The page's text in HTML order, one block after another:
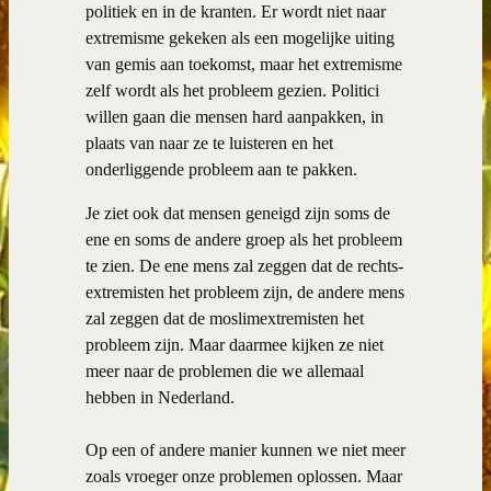
politiek en in de kranten. Er wordt niet naar
extremisme gekeken als een mogelijke uiting
van gemis aan toekomst, maar het extremisme
zelf wordt als het probleem gezien. Politici
willen gaan die mensen hard aanpakken, in
plaats van naar ze te luisteren en het
onderliggende probleem aan te pakken.
Je ziet ook dat mensen geneigd zijn soms de
ene en soms de andere groep als het probleem
te zien. De ene mens zal zeggen dat de rechts-
extremisten het probleem zijn, de andere mens
zal zeggen dat de moslimextremisten het
probleem zijn. Maar daarmee kijken ze niet
meer naar de problemen die we allemaal
hebben in Nederland.
Op een of andere manier kunnen we niet meer
zoals vroeger onze problemen oplossen. Maar